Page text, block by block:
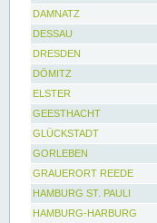
DAMNATZ
DESSAU
DRESDEN
DÖMITZ
ELSTER
GEESTHACHT
GLÜCKSTADT
GORLEBEN
GRAUERORT REEDE
HAMBURG ST. PAULI
HAMBURG-HARBURG